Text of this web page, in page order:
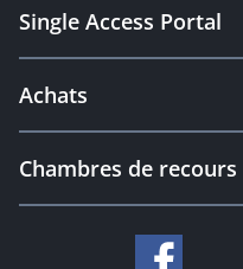
Single Access Portal
Achats
Chambres de recours